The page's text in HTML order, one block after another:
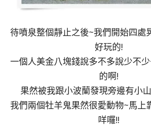
待噴泉整個靜止之後~我們開始四處
好玩的!
一個人美金八塊錢說多不多說少不
的啊!
果然被我跟小波蘭發現旁邊有小
我們兩個牡羊鬼果然很愛動物~馬上
咩囉!!